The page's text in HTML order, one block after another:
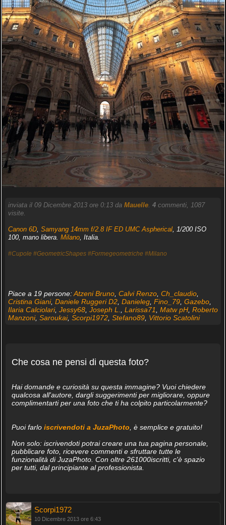
inviata il 09 Dicembre 2013 ore 0:13 da Mauelle. 4commenti, 1087
visite.
Canon 6D, Samyang 14mm f/2.8 IF ED UMC Aspherical, 1/200 ISO
100, mano libera. Milano, Italia.
#Cupole #GeometricShapes #Formegeometriche #Milano
Piace a 19 persone:Atzeni Bruno, Calvi Renzo, Ch_claudio,
Cristina Giani, Daniele Ruggeri D2, Danieleg, Fino_79, Gazebo,
Ilaria Calciolari, Jessy68, Joseph L. Larissa71 Matw pH, Roberto
Manzoni, Saroukai, Scorpi1972, Stefano89, Vittorio Scatolini
Che cosa ne pensi di questa foto?
Hai domande e curiosità su questa immagine? Vuoi chiedere
qualcosa all'autore, dargli suggerimenti per migliorare, oppure
complimentarti per una foto che ti ha colpito particolarmente?
Puoi farlo iscrivendoti a JuzaPhoto, è semplice e gratuito!
Non solo: iscrivendoti potrai creare una tua pagina personale,
pubblicare foto, ricevere commenti e sfruttare tutte le
funzionalità di JuzaPhoto. Con oltre 261000iscritti, c'è spazio
per tutti, dal principiante al professionista.
Scorpi1972
10 Dicembre 2013 ore 6:43